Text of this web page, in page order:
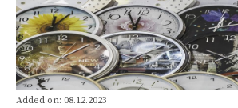
Added on: 08.12.2023